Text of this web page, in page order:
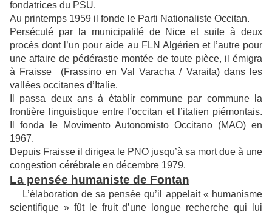
fondatrices du PSU.
Au printemps 1959 il fonde le Parti Nationaliste Occitan.
Persécuté par la municipalité de Nice et suite à deux
procès dont l’un pour aide au FLN Algérien et l’autre pour
une affaire de pédérastie montée de toute pièce, il émigra
à Fraisse (Frassino en Val Varacha / Varaita) dans les
vallées occitanes d’Italie.
Il passa deux ans à établir commune par commune la
frontière linguistique entre l’occitan et l’italien piémontais.
Il fonda le Movimento Autonomisto Occitano (MAO) en
1967.
Depuis Fraisse il dirigea le PNO jusqu’à sa mort due à une
congestion cérébrale en décembre 1979.
La pensée humaniste de Fontan
L’élaboration de sa pensée qu’il appelait « humanisme
scientifique » fût le fruit d’une longue recherche qui lui